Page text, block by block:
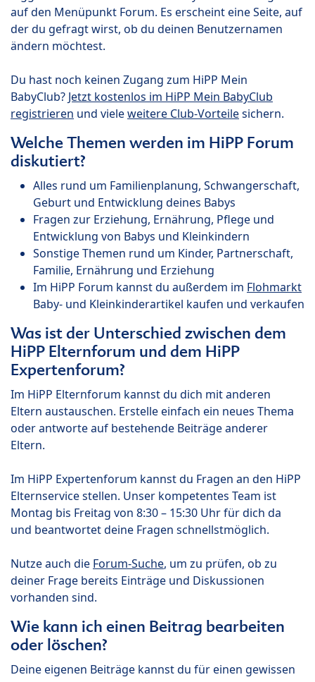
auf den Menüpunkt Forum. Es erscheint eine Seite, auf
der du gefragt wirst, ob du deinen Benutzernamen
ändern möchtest.
Du hast noch keinen Zugang zum HiPP Mein
BabyClub? Jetzt kostenlos im HiPP Mein BabyClub
registrieren und vieleweitere Club-Vorteilesichern.
Welche Themen werden im HiPP Forum
diskutiert?
Alles rund um Familienplanung, Schwangerschaft,
Geburt und Entwicklung deines Babys
Fragen zur Erziehung, Ernährung, Pflege und
Entwicklung von Babys und Kleinkindern
Sonstige Themen rund um Kinder, Partnerschaft,
Familie, Ernährung und Erziehung
Im HiPP Forum kannst du außerdem im Flohmarkt
Baby- und Kleinkinderartikel kaufen und verkaufen
Was ist der Unterschied zwischen dem
HiPP Elternforum und dem HiPP
Expertenforum?
Im HiPP Elternforum kannst du dich mit anderen
Eltern austauschen. Erstelle einfach ein neues Thema
oder antworte auf bestehende Beiträge anderer
Eltern.
Im HiPP Expertenforum kannst du Fragen an den HiPP
Elternservice stellen. Unser kompetentes Team ist
Montag bis Freitag von 8:30 – 15:30 Uhr für dich da
und beantwortet deine Fragen schnellstmöglich.
Nutze auch die Forum-Suche, um zu prüfen, ob zu
deiner Frage bereits Einträge und Diskussionen
vorhanden sind.
Wie kann ich einen Beitrag bearbeiten
oder löschen?
Deine eigenen Beiträge kannst du für einen gewissen